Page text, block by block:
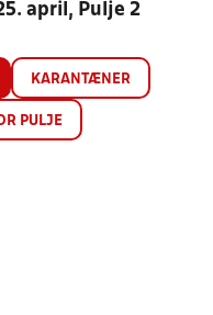
april, Pulje 2
KARANTÆNER
PULJE